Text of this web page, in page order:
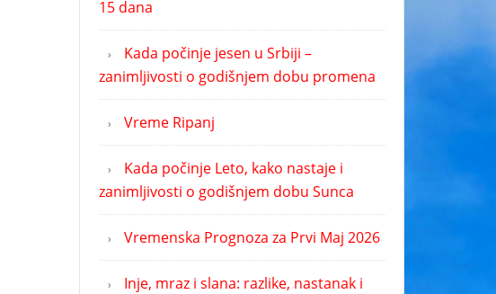
15 dana
Kada počinje jesen u Srbiji –
zanimljivosti o godišnjem dobu promena
Vreme Ripanj
Kada počinje Leto, kako nastaje i
zanimljivosti o godišnjem dobu Sunca
Vremenska Prognoza za Prvi Maj 2026
Inje, mraz i slana: razlike, nastanak i